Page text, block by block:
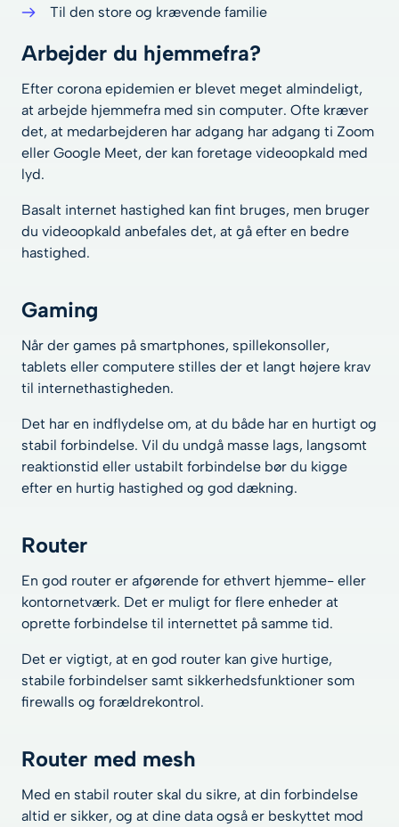
Til den store og krævende familie
Arbejder du hjemmefra?
Efter corona epidemien er blevet meget almindeligt,
at arbejde hjemmefra med sin computer. Ofte kræver
det, at medarbejderen har adgang har adgang ti Zoom
eller Google Meet, der kan foretage videoopkald med
lyd.
Basalt internet hastighed kan fint bruges, men bruger
du videoopkald anbefales det, at gå efter en bedre
hastighed.
Gaming
Når der games på smartphones, spillekonsoller,
tablets eller computere stilles der et langt højere krav
til internethastigheden.
Det har en indflydelse om, at du både har en hurtigt og
stabil forbindelse. Vil du undgå masse lags, langsomt
reaktionstid eller ustabilt forbindelse bør du kigge
efter en hurtig hastighed og god dækning.
Router
En god router er afgørende for ethvert hjemme- eller
kontornetværk. Det er muligt for flere enheder at
oprette forbindelse til internettet på samme tid.
Det er vigtigt, at en god router kan give hurtige,
stabile forbindelser samt sikkerhedsfunktioner som
firewalls og forældrekontrol.
Router med mesh
Med en stabil router skal du sikre, at din forbindelse
altid er sikker, og at dine data også er beskyttet mod